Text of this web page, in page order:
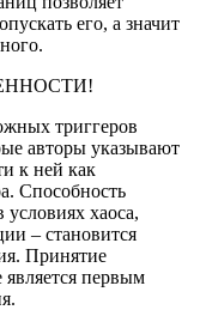
его, а значит
триггеров
авторы указывают
к ней как
Способность
условиях хаоса,
– становится
Принятие
первым